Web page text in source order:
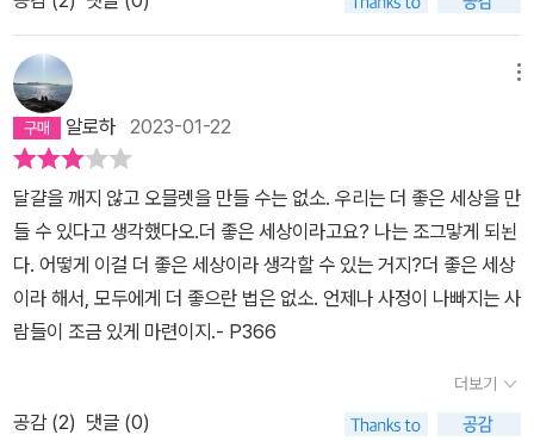
재한다. - page 460 ~ 461​오히려 그녀의 이야기는 책을 덮고 난
후 더 진하게 남았었습니다.
해’에 의하면 작품의 현재는 21세기 말이다. 본문에 해당하는 한 여성
의 기록은 한낱 허구에 불과한 이야기 정도가 아니라 실제 역사학자
들이 연구하는 과거 문헌인 셈이다. 물론 이 ‘역사적 주해’ 역시 소설
의 일부이기에 모든 게 허구이지만, 저자는 일부러 이런 액자식 구성
을 십분 활용하여 본문에 허구적 역사성을 부여하는 등 작품의 비중
을 한층 높이는 효과를 톡톡히 해내고 있다. ‘시녀 이야기’ 본문만 읽
고 작품을 다 읽었다고 생각한 독자들은 아마도 책 뒤에 부록처럼 붙
은 ‘역사적 주해’를 접하고는 ‘의외인데?’라는 생각과 함께 이 작품은
그저 ‘1984’와 같은 디스토피아 소설 정도에 머물지 않고, ‘안네의 일
이다. 허구인 줄 알면서도 이렇게 단 몇 페이지에 불과한 부록 같은 내
용이 500 페이지의 긴 본문이 가진 뉘앙스와 가치를 배가시키는 상
다.​​작품의 제목은 시녀 이야기이며, 이 작품을 집필한 저자는 : 마거릿
에트 우드이다. 이야기 들어가기 앞서, 저자는 작품을 집필한 계기?
알고 싶어 간략하게 조사해 보니, 과거뿐만 아니 지금까지 변화가 없
는 문제점 남성 중심적으로 현실이 진행되어가다 보니 아무래도 여성
에 대한 차별화, 비화가 심각해졌어, 이러한문제점들이 이 작품을 통
해 좀 더 변화했으면 좋겠다는 메시지를 전달하고자 이 작품을 집필
하였다고 한다.​​이런 깊은 뜻을 깊이 새겨두면서 책을 펼치기 시작하
였다. 21세기 중반 전쟁으로 인하여 환경오염, 각종 질병, 굶주림으로
인하여 인구뿐만 아니라 출생이 급격기 하락으로 떨어진 미국이 등장
하면서 이야기는 시작이 된다.워낙에 도 미국 이런 문제점이 악화하
다는 소식을 듣게 된 가부장제와 성경을 근본으로 한 국가인 길리아
드가 미국으로 오게 되고, 그로 인하여 시민들을 폭력으로 억압하는
반면, 잔인하게 죽이기도 하면서, 특이나 여성들을 여러 계급으로 분
알로하 2023-01-22
달걀을 깨지 않고 오믈렛을 만들 수는 없소. 우리는 더 좋은 세상을 만
들 수 있다고 생각했다오.더 좋은 세상이라고요? 나는 조그맣게 되뇐
다. 어떻게 이걸 더 좋은 세상이라 생각할 수 있는 거지?더 좋은 세상
이라 해서, 모두에게 더 좋으란 법은 없소. 언제나 사정이 나빠지는 사
람들이 조금 있게 마련이지.- P366
더보기
공감 (2) 댓글 (0)